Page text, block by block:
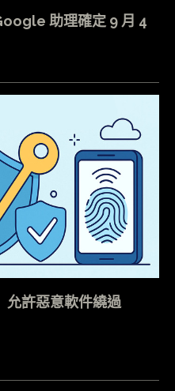
助理確定 9 月 4
許惡意軟件繞過